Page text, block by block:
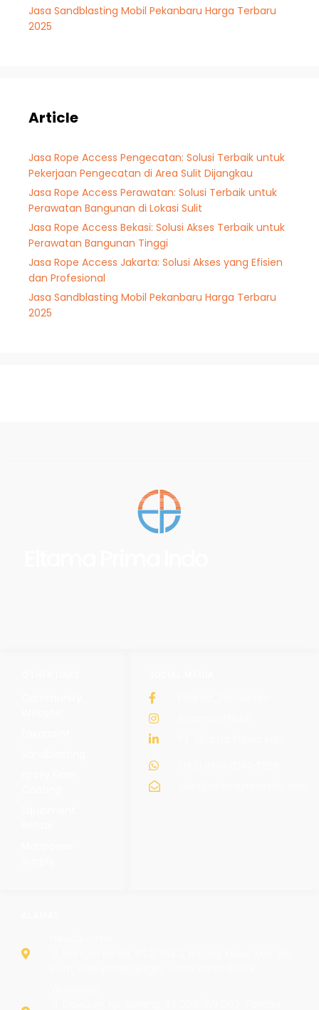
Jasa Sandblasting Mobil Pekanbaru Harga Terbaru
2025
Article
Jasa Rope Access Pengecatan: Solusi Terbaik untuk
Pekerjaan Pengecatan di Area Sulit Dijangkau
Jasa Rope Access Perawatan: Solusi Terbaik untuk
Perawatan Bangunan di Lokasi Sulit
Jasa Rope Access Bekasi: Solusi Akses Terbaik untuk
Perawatan Bangunan Tinggi
Jasa Rope Access Jakarta: Solusi Akses yang Efisien
dan Profesional
Jasa Sandblasting Mobil Pekanbaru Harga Terbaru
2025